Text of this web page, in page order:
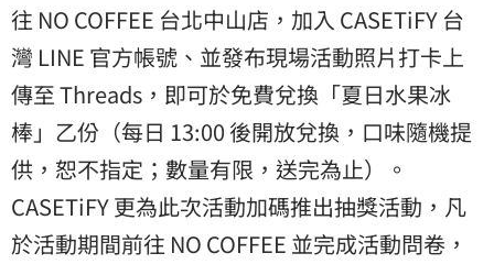
往 NO COFFEE 台北中山店，加入 CASETiFY 台
灣 LINE 官方帳號、並發布現場活動照片打卡上
傳至 Threads，即可於免費兌換「夏日水果冰
棒」乙份（每日 13:00 後開放兌換，口味隨機提
供，恕不指定；數量有限，送完為止）。
CASETiFY 更為此次活動加碼推出抽獎活動，凡
於活動期間前往 NO COFFEE 並完成活動問卷，